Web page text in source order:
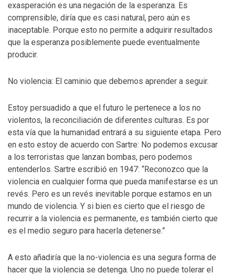
exasperación es una negación de la esperanza. Es
comprensible, diría que es casi natural, pero aún es
inaceptable. Porque esto no permite a adquirir resultados
que la esperanza posiblemente puede eventualmente
producir.
No violencia: El caminio que debemos aprender a seguir.
Estoy persuadido a que el futuro le pertenece a los no
violentos, la reconciliación de diferentes culturas. Es por
esta vía que la humanidad entrará a su siguiente etapa. Pero
en esto estoy de acuerdo con Sartre: No podemos excusar
a los terroristas que lanzan bombas, pero podemos
entenderlos. Sartre escribió en 1947: “Reconozco que la
violencia en cualquier forma que pueda manifestarse es un
revés. Pero es un revés inevitable porque estamos en un
mundo de violencia. Y si bien es cierto que el riesgo de
recurrir a la violencia es permanente, es también cierto que
es el medio seguro para hacerla detenerse.”
A esto añadiría que la no-violencia es una segura forma de
hacer que la violencia se detenga. Uno no puede tolerar el